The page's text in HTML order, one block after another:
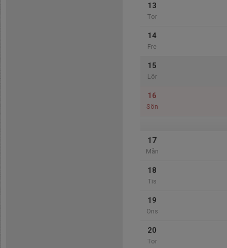
13
Tor
14
Fre
15
Lör
16
Sön
17
Mån
18
Tis
19
Ons
20
Tor